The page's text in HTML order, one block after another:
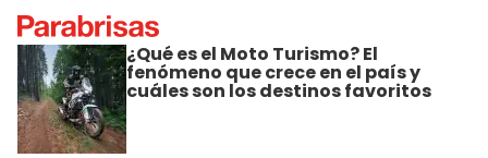
¿Qué es el Moto Turismo? El
fenómeno que crece en el país y
cuáles son los destinos favoritos